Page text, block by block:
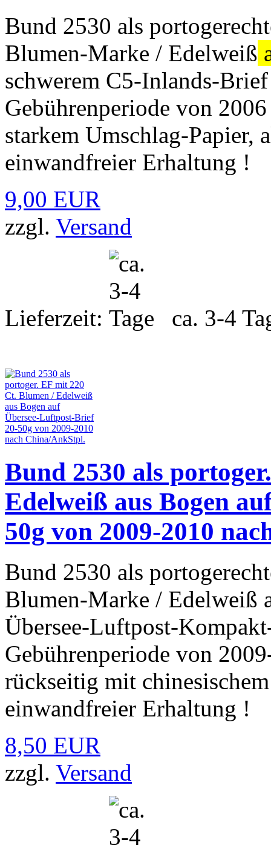
Bund 2530 als
Blumen-Marke / Edelweiß
schwerem C5-Inlands-
Gebührenperiode von
starkem Umschlag-
einwandfreier Erhaltung !
9,00 EUR
zzgl. Versand
Lieferzeit: ca. 3-4
Bund 2530 als
Edelweiß aus Bogen
50g von 2009-2010
Bund 2530 als
Blumen-Marke / Edelweiß
Übersee-Luftpost-
Gebührenperiode von
rückseitig mit
einwandfreier Erhaltung !
8,50 EUR
zzgl. Versand